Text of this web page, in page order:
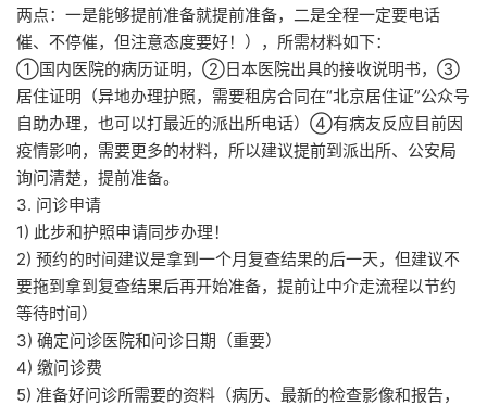
两点：一是能够提前准备就提前准备，二是全程一定要电话
催、不停催，但注意态度要好！），所需材料如下：
①国内医院的病历证明，②日本医院出具的接收说明书，③
居住证明（异地办理护照，需要租房合同在“北京居住证”公众号
自助办理，也可以打最近的派出所电话）④有病友反应目前因
疫情影响，需要更多的材料，所以建议提前到派出所、公安局
询问清楚，提前准备。
3. 问诊申请
1) 此步和护照申请同步办理！
2) 预约的时间建议是拿到一个月复查结果的后一天，但建议不
要拖到拿到复查结果后再开始准备，提前让中介走流程以节约
等待时间）
3) 确定问诊医院和问诊日期（重要）
4) 缴问诊费
5) 准备好问诊所需要的资料（病历、最新的检查影像和报告，